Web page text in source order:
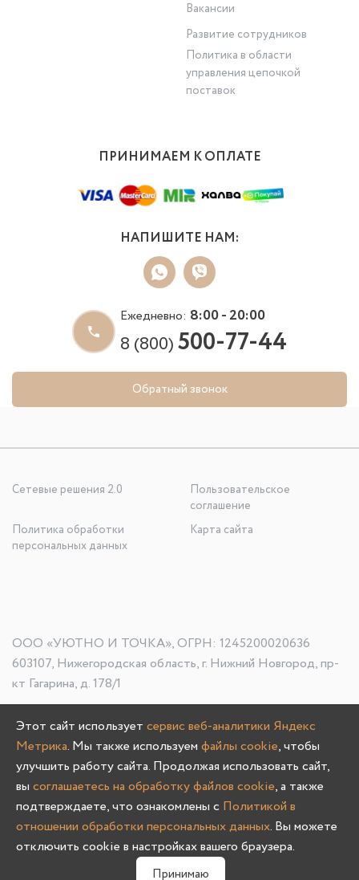
Вакансии
Развитие сотрудников
Политика в области
управления цепочкой
поставок
ПРИНИМАЕМ К ОПЛАТЕ
НАПИШИТЕ НАМ:
Ежедневно: 8:00 - 20:00
8 (800)500-77-44
Обратный звонок
Сетевые решения 2.0
Пользовательское
соглашение
Политика обработки
персональных данных
Карта сайта
ООО «УЮТНО И ТОЧКА», ОГРН: 1245200020636
603107, Нижегородская область, г. Нижний Новгород, пр-
кт Гагарина, д. 178/1
Олмеко © 2004 -2026
Этот сайт использует сервис веб-аналитики Яндекс
Метрика. Мы также используем файлы cookie, чтобы
улучшить работу сайта. Продолжая использовать сайт,
вы соглашаетесь на обработку файлов cookie, а также
подтверждаете, что ознакомлены с Политикой в
отношении обработки персональных данных. Вы можете
отключить cookie в настройках вашего браузера.
Принимаю